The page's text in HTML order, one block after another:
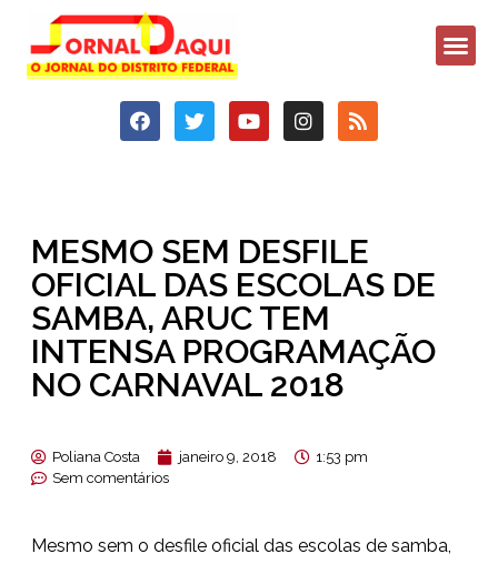
MESMO SEM DESFILE
OFICIAL DAS ESCOLAS DE
SAMBA, ARUC TEM
INTENSA PROGRAMAÇÃO
NO CARNAVAL 2018
Poliana Costa janeiro 9, 2018
1:53 pm
Sem comentários
Mesmo sem o desfile oficial das escolas de samba,